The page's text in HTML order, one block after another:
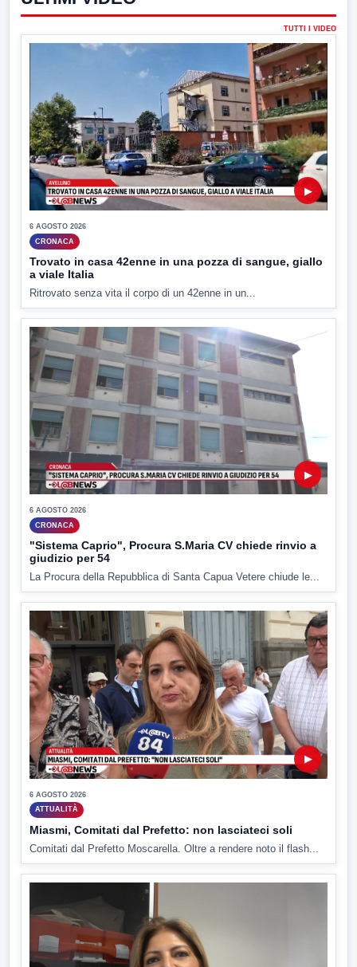
TUTTI I VIDEO
▶
6 AGOSTO 2026
CRONACA
Trovato in casa 42enne in una pozza di sangue, giallo
a viale Italia
Ritrovato senza vita il corpo di un 42enne in un...
▶
6 AGOSTO 2026
CRONACA
"Sistema Caprio", Procura S.Maria CV chiede rinvio a
giudizio per 54
La Procura della Repubblica di Santa Capua Vetere chiude le...
▶
6 AGOSTO 2026
ATTUALITÀ
Miasmi, Comitati dal Prefetto: non lasciateci soli
Comitati dal Prefetto Moscarella. Oltre a rendere noto il flash...